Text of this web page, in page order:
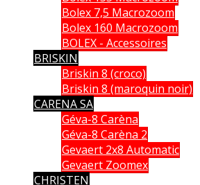
Bolex 7,5 Macrozoom
Bolex 160 Macrozoom
BOLEX - Accessoires
BRISKIN
Briskin 8 (croco)
Briskin 8 (maroquin noir)
CARENA SA
Géva-8 Carèna
Géva-8 Carèna 2
Gevaert 2x8 Automatic
Gevaert Zoomex
CHRISTEN